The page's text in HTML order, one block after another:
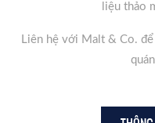
liệu thảo
Liên hệ với Malt & Co.